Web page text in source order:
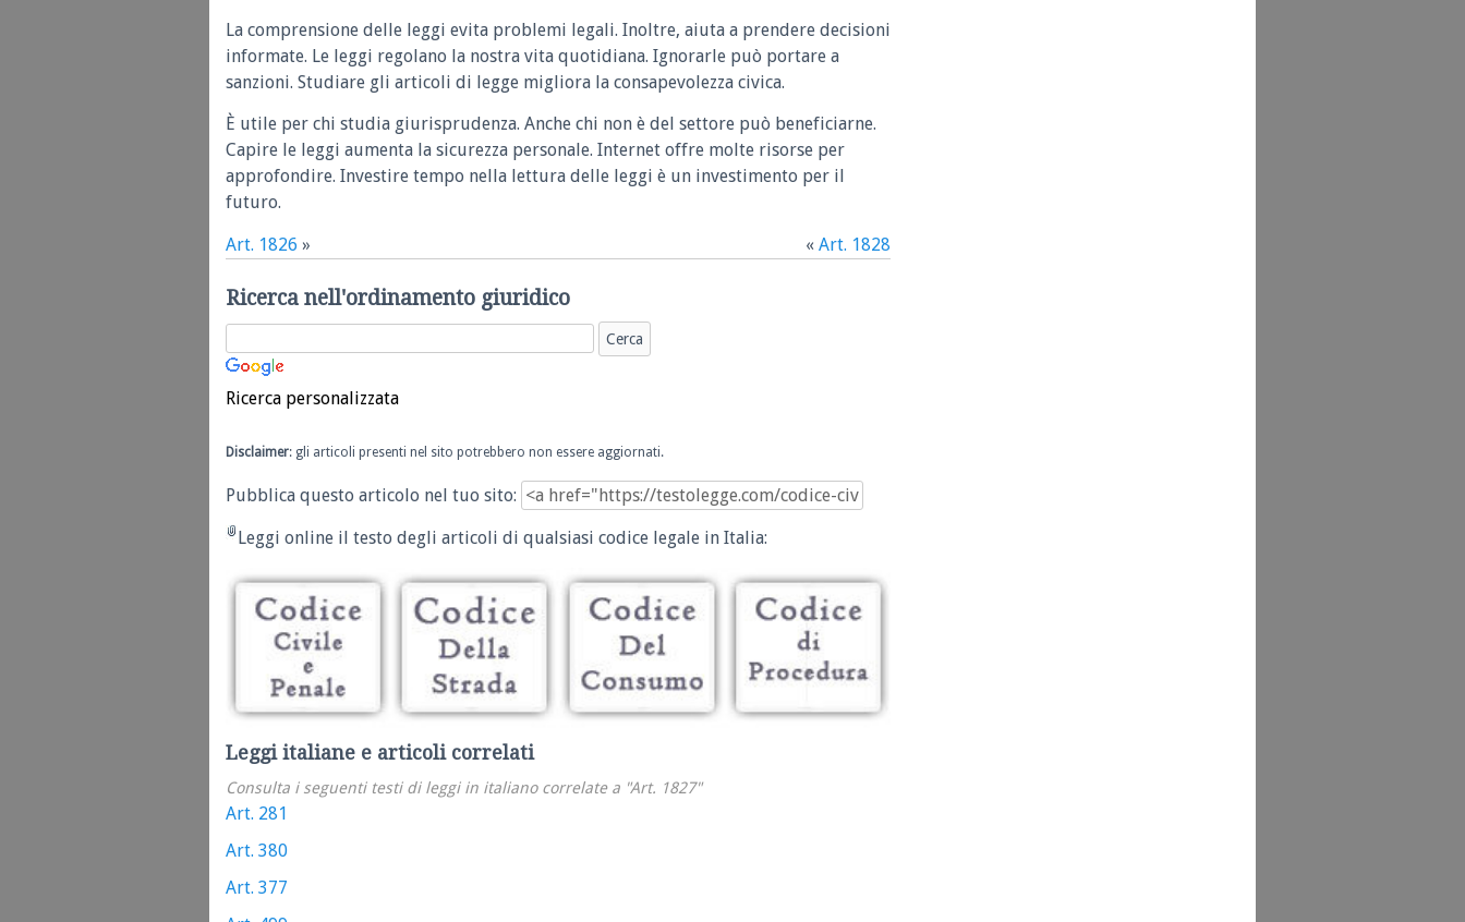
La comprensione delle leggi evita problemi legali. Inoltre, aiuta a prendere decisioni
informate. Le leggi regolano la nostra vita quotidiana. Ignorarle può portare a
sanzioni. Studiare gli articoli di legge migliora la consapevolezza civica.
È utile per chi studia giurisprudenza. Anche chi non è del settore può beneficiarne.
Capire le leggi aumenta la sicurezza personale. Internet offre molte risorse per
approfondire. Investire tempo nella lettura delle leggi è un investimento per il
futuro.
Art. 1826 » « Art. 1828
Ricerca nell'ordinamento giuridico
Ricerca personalizzata
Disclaimer: gli articoli presenti nel sito potrebbero non essere aggiornati.
Pubblica questo articolo nel tuo sito:
Leggi online il testo degli articoli di qualsiasi codice legale in Italia:
Leggi italiane e articoli correlati
Consulta i seguenti testi di leggi in italiano correlate a "Art. 1827"
Art. 281
Art. 380
Art. 377